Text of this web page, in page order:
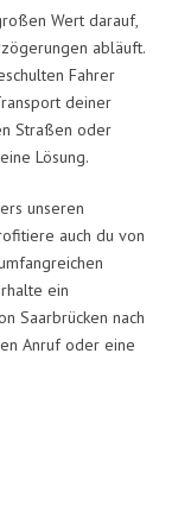
Wert darauf,
abläuft.
Fahrer
deiner
Straßen oder
Lösung.
unseren
auch du von
ein
Saarbrücken nach
Anruf oder eine